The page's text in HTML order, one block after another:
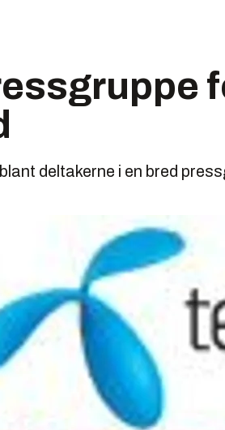
deltakerne i en bred